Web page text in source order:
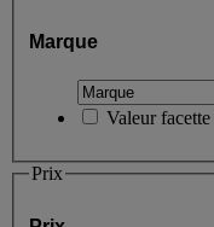
Marque
Valeur facette
Prix